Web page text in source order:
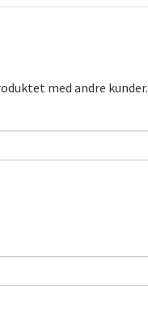
med andre kunder.